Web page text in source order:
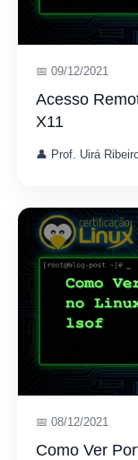
📅 09/12/2021
Acesso
X11
👤 Prof. Uirá
📅 08/12/2021
Como Ver